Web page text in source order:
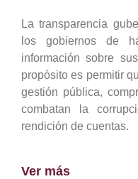
La transparencia
los gobiernos de
información sobre
propósito es permitir
gestión pública,
combatan la
rendición de cuentas.
Ver más